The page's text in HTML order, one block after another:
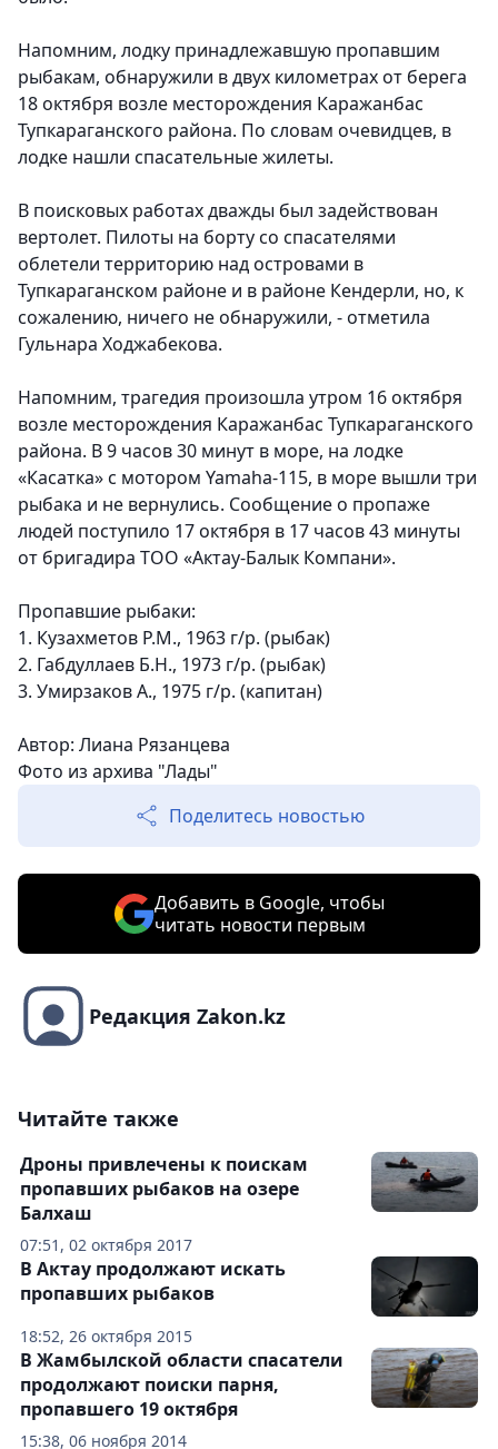
Напомним, лодку принадлежавшую пропавшим
рыбакам, обнаружили в двух километрах от берега
18 октября возле месторождения Каражанбас
Тупкараганского района. По словам очевидцев, в
лодке нашли спасательные жилеты.
В поисковых работах дважды был задействован
вертолет. Пилоты на борту со спасателями
облетели территорию над островами в
Тупкараганском районе и в районе Кендерли, но, к
сожалению, ничего не обнаружили, - отметила
Гульнара Ходжабекова.
Напомним, трагедия произошла утром 16 октября
возле месторождения Каражанбас Тупкараганского
района. В 9 часов 30 минут в море, на лодке
«Касатка» с мотором Yamaha-115, в море вышли три
рыбака и не вернулись. Сообщение о пропаже
людей поступило 17 октября в 17 часов 43 минуты
от бригадира ТОО «Актау-Балык Компани».
Пропавшие рыбаки:
1. Кузахметов Р.М., 1963 г/р. (рыбак)
2. Габдуллаев Б.Н., 1973 г/р. (рыбак)
3. Умирзаков А., 1975 г/р. (капитан)
Автор: Лиана Рязанцева
Фото из архива "Лады"
Поделитесь новостью
Добавить в Google, чтобы
читать новости первым
Редакция Zakon.kz
Читайте также
07:51, 02 октября 2017
Дроны привлечены к поискам
пропавших рыбаков на озере
Балхаш
18:52, 26 октября 2015
В Актау продолжают искать
пропавших рыбаков
15:38, 06 ноября 2014
В Жамбылской области спасатели
продолжают поиски парня,
пропавшего 19 октября